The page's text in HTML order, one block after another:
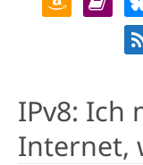
IPv8: Ich
Internet,